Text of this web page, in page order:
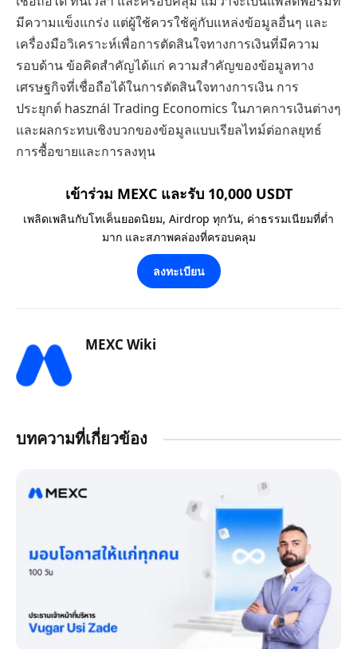
มีความแข็งแกร่ง แต่ผู้ใช้ควรใช้คู่กับแหล่งข้อมูลอื่นๆ และ
เครื่องมือวิเคราะห์เพื่อการตัดสินใจทางการเงินที่มีความ
รอบด้าน ข้อคิดสำคัญได้แก่ ความสำคัญของข้อมูลทาง
เศรษฐกิจที่เชื่อถือได้ในการตัดสินใจทางการเงิน การ
ประยุกต์ használ Trading Economics ในภาคการเงินต่างๆ
และผลกระทบเชิงบวกของข้อมูลแบบเรียลไทม์ต่อกลยุทธ์
การซื้อขายและการลงทุน
เข้าร่วม MEXC และรับ 10,000 USDT
เพลิดเพลินกับโทเค็นยอดนิยม, Airdrop ทุกวัน, ค่าธรรมเนียมที่ต่ำ
มาก และสภาพคล่องที่ครอบคลุม
ลงทะเบียน
MEXC Wiki
บทความที่เกี่ยวข้อง